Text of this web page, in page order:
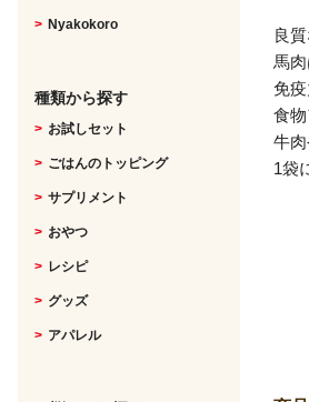
良
馬
免
食
牛
1袋
Nyakokoro
種類から探す
お試しセット
ごはんのトッピング
サプリメント
おやつ
レシピ
グッズ
アパレル